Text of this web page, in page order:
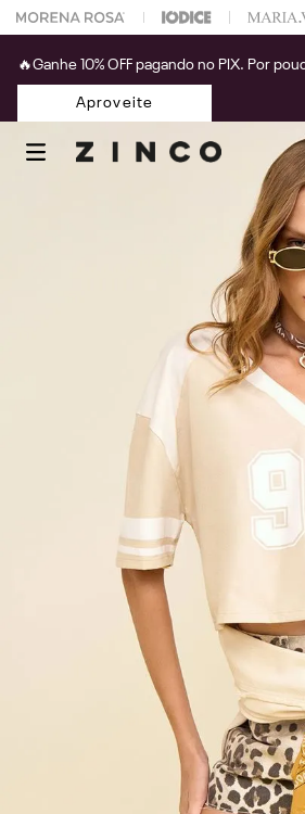
na sua 1° compra usando o cupom:
🔥Ganhe 10% OFF pagando no PIX. Por
Aproveite